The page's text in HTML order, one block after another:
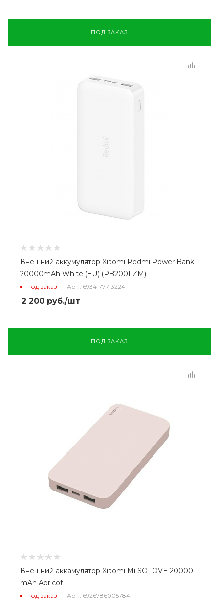
ПОД ЗАКАЗ
Внешний аккумулятор Xiaomi Redmi Power Bank
20000mAh White (EU) (PB200LZM)
Под заказ Арт.: 6934177713224
2 200 руб./шт
ПОД ЗАКАЗ
Внешний аккамулятор Xiaomi Mi SOLOVE 20000
mAh Apricot
Под заказ Арт.: 6926786005784